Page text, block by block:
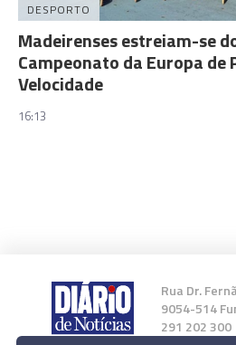
DESPORTO
Madeirenses estreiam-se
Campeonato da Europa de
Velocidade
16:13
Rua Dr.
9054-514
291 202 300